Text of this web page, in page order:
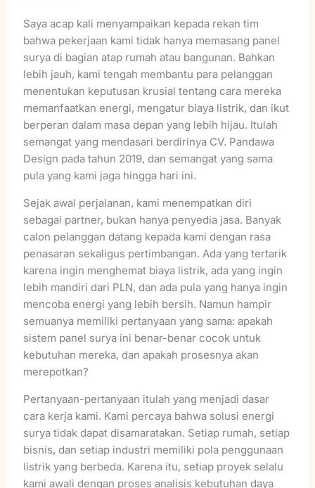
Saya acap kali menyampaikan kepada rekan tim
bahwa pekerjaan kami tidak hanya memasang panel
surya di bagian atap rumah atau bangunan. Bahkan
lebih jauh, kami tengah membantu para pelanggan
menentukan keputusan krusial tentang cara mereka
memanfaatkan energi, mengatur biaya listrik, dan ikut
berperan dalam masa depan yang lebih hijau. Itulah
semangat yang mendasari berdirinya CV. Pandawa
Design pada tahun 2019, dan semangat yang sama
pula yang kami jaga hingga hari ini.
Sejak awal perjalanan, kami menempatkan diri
sebagai partner, bukan hanya penyedia jasa. Banyak
calon pelanggan datang kepada kami dengan rasa
penasaran sekaligus pertimbangan. Ada yang tertarik
karena ingin menghemat biaya listrik, ada yang ingin
lebih mandiri dari PLN, dan ada pula yang hanya ingin
mencoba energi yang lebih bersih. Namun hampir
semuanya memiliki pertanyaan yang sama: apakah
sistem panel surya ini benar-benar cocok untuk
kebutuhan mereka, dan apakah prosesnya akan
merepotkan?
Pertanyaan-pertanyaan itulah yang menjadi dasar
cara kerja kami. Kami percaya bahwa solusi energi
surya tidak dapat disamaratakan. Setiap rumah, setiap
bisnis, dan setiap industri memiliki pola penggunaan
listrik yang berbeda. Karena itu, setiap proyek selalu
kami awali dengan proses analisis kebutuhan daya